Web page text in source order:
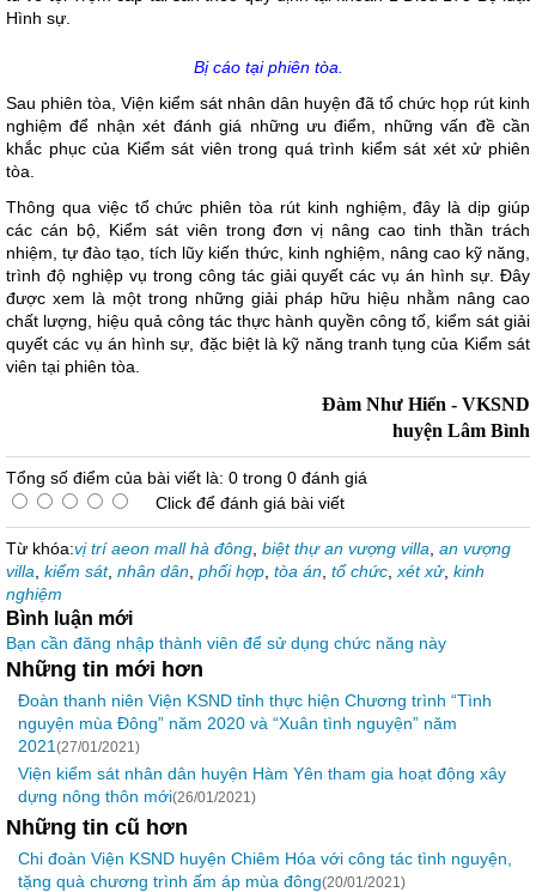
Hình sự.
Bị cáo tại phiên tòa.
Sau phiên tòa, Viện kiểm sát nhân dân huyện đã tổ chức họp rút kinh
nghiệm để nhận xét đánh giá những ưu điểm, những vấn đề cần
khắc phục của Kiểm sát viên trong quá trình kiểm sát xét xử phiên
tòa.
Thông qua việc tổ chức phiên tòa rút kinh nghiệm, đây là dịp giúp
các cán bộ, Kiểm sát viên trong đơn vị nâng cao tinh thần trách
nhiệm, tự đào tạo, tích lũy kiến thức, kinh nghiệm, nâng cao kỹ năng,
trình độ nghiệp vụ trong công tác giải quyết các vụ án hình sự. Đây
được xem là một trong những giải pháp hữu hiệu nhằm nâng cao
chất lượng, hiệu quả công tác thực hành quyền công tố, kiểm sát giải
quyết các vụ án hình sự, đặc biệt là kỹ năng tranh tụng của Kiểm sát
viên tại phiên tòa.
Đàm Như Hiển - VKSND
huyện Lâm Bình
Tổng số điểm của bài viết là: 0 trong 0 đánh giá
Click để đánh giá bài viết
Từ khóa:vị trí aeon mall hà đông biệt thự an vượng villa an vượng
villa kiểm sát, nhân dân phối hợp tòa án tổ chức xét xử, kinh
nghiệm
Bình luận mới
Bạn cần đăng nhập thành viên để sử dụng chức năng này
Những tin mới hơn
Đoàn thanh niên Viện KSND tỉnh thực hiện Chương trình “Tình
nguyện mùa Đông” năm 2020 và “Xuân tình nguyện” năm
2021 (27/01/2021)
Viện kiểm sát nhân dân huyện Hàm Yên tham gia hoạt động xây
dựng nông thôn mới(26/01/2021)
Những tin cũ hơn
Chi đoàn Viện KSND huyện Chiêm Hóa với công tác tình nguyện,
tặng quà chương trình ấm áp mùa đông(20/01/2021)